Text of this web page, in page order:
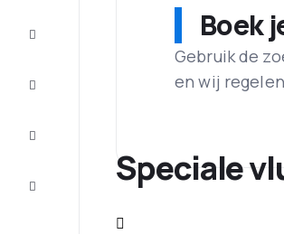
Boek
Gebruik de
en wij
Speciale